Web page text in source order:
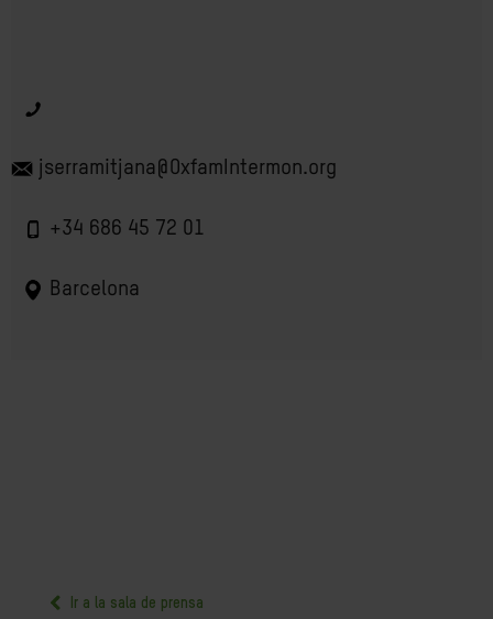
jserramitjana@OxfamIntermon.org
+34 686 45 72 01
Barcelona
Ir a la sala de prensa